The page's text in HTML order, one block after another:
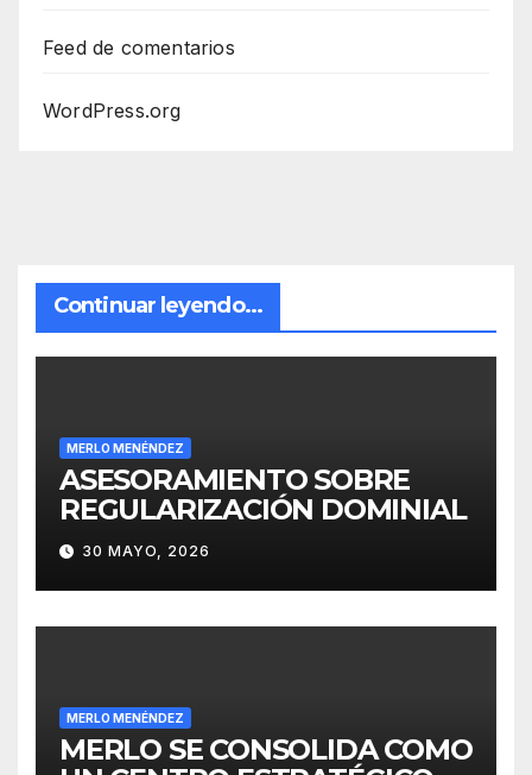
Feed de comentarios
WordPress.org
Continuar leyendo...
MERLO MENÉNDEZ
ASESORAMIENTO SOBRE
REGULARIZACIÓN DOMINIAL
30 MAYO, 2026
MERLO MENÉNDEZ
MERLO SE CONSOLIDA COMO